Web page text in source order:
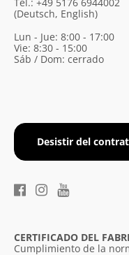
(Deutsch, English)
Lun - Jue: 8:00 - 17:00
Vie: 8:30 - 15:00
Sáb / Dom: cerrado
Desistir del
CERTIFICADO DEL
Cumplimiento de la